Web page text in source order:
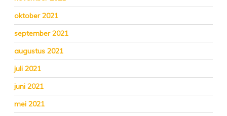
oktober 2021
september 2021
augustus 2021
juli 2021
juni 2021
mei 2021